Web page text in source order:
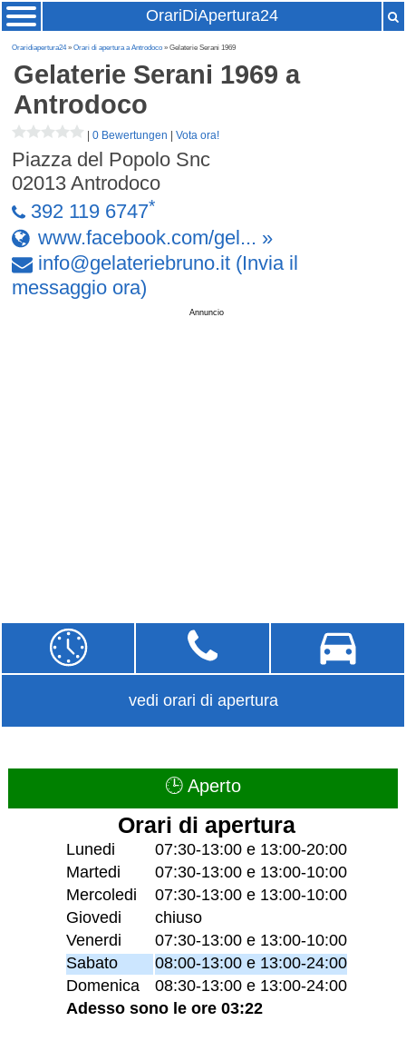
OrariDiApertura24
Oraridiapertura24»Orari di apertura a Antrodoco » Gelaterie Serani 1969
Gelaterie Serani 1969 a
Antrodoco
|0 Bewertungen |Vota ora!
Piazza del Popolo Snc
02013 Antrodoco
392 119 6747*
www.facebook.com/gel... »
info@gelateriebruno.it (Invia il
messaggio ora)
Annuncio
vedi orari di apertura
🕒 Aperto
Orari di apertura
Lunedi
07:30-13:00 e 13:00-20:00
Martedi
07:30-13:00 e 13:00-10:00
Mercoledi
07:30-13:00 e 13:00-10:00
Giovedi
chiuso
Venerdi
07:30-13:00 e 13:00-10:00
Sabato
08:00-13:00 e 13:00-24:00
Domenica
08:30-13:00 e 13:00-24:00
Adesso sono le ore 03:22